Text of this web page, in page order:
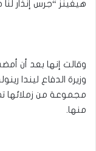
هيغينز “جرس إنذار لنا
وقالت إنها بعد أن
وزيرة الدفاع ليندا
مجموعة من زملائها
منها.